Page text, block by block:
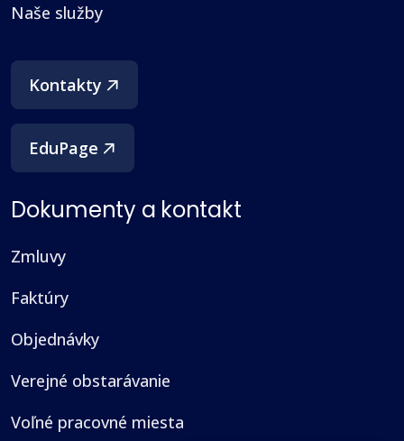
Naše služby
Kontakty
EduPage
(otvorí sa v novom okne)
Dokumenty a kontakt
Zmluvy
Faktúry
Objednávky
Verejné obstarávanie
Voľné pracovné miesta